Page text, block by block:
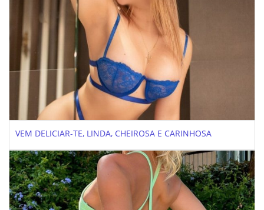
VEM DELICIAR-TE, LINDA, CHEIROSA E CARINHOSA